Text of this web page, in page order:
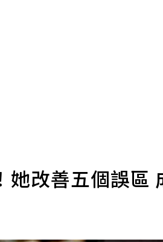
她改善五個誤區